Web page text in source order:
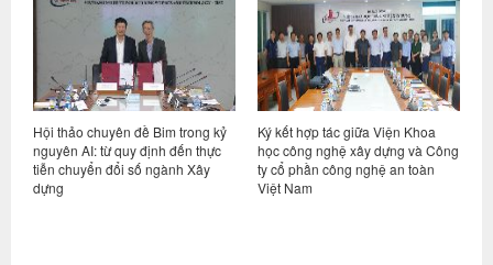
Hội thảo chuyên đề Bim trong kỷ
nguyên AI: từ quy định đến thực
tiễn chuyển đổi số ngành Xây
dựng
Ký kết hợp tác giữa Viện Khoa
học công nghệ xây dựng và Công
ty cổ phần công nghệ an toàn
Việt Nam